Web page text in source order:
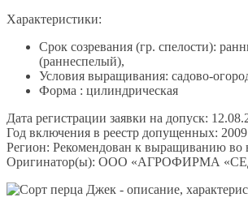
Характеристики:
Срок созревания (гр. спелости):
(раннеспелый),
Условия выращивания: садово-
Форма : цилиндрическая
Дата регистрации заявки на допуск:
Год включения в реестр допущенных: 2009
Регион: Рекомендован к выращиванию во
Оригинатор(ы): ООО «АГРОФИРМА